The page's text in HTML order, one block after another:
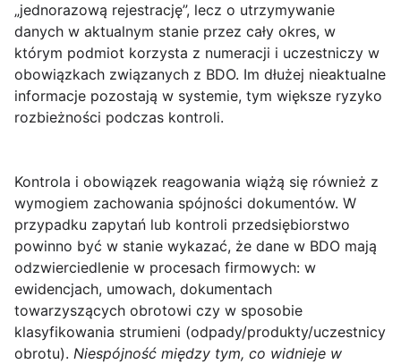
„jednorazową rejestrację”, lecz o utrzymywanie
danych w aktualnym stanie przez cały okres, w
którym podmiot korzysta z numeracji i uczestniczy w
obowiązkach związanych z BDO. Im dłużej nieaktualne
informacje pozostają w systemie, tym większe ryzyko
rozbieżności podczas kontroli.
Kontrola i obowiązek reagowania wiążą się również z
wymogiem zachowania spójności dokumentów. W
przypadku zapytań lub kontroli przedsiębiorstwo
powinno być w stanie wykazać, że dane w BDO mają
odzwierciedlenie w procesach firmowych: w
ewidencjach, umowach, dokumentach
towarzyszących obrotowi czy w sposobie
klasyfikowania strumieni (odpady/produkty/uczestnicy
obrotu). Niespójność między tym, co widnieje w